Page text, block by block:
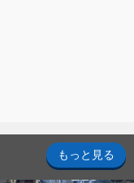
もっと見る